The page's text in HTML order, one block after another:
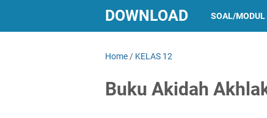
DOWNLOAD SOAL/MODUL
Home / KELAS 12
Buku Akidah